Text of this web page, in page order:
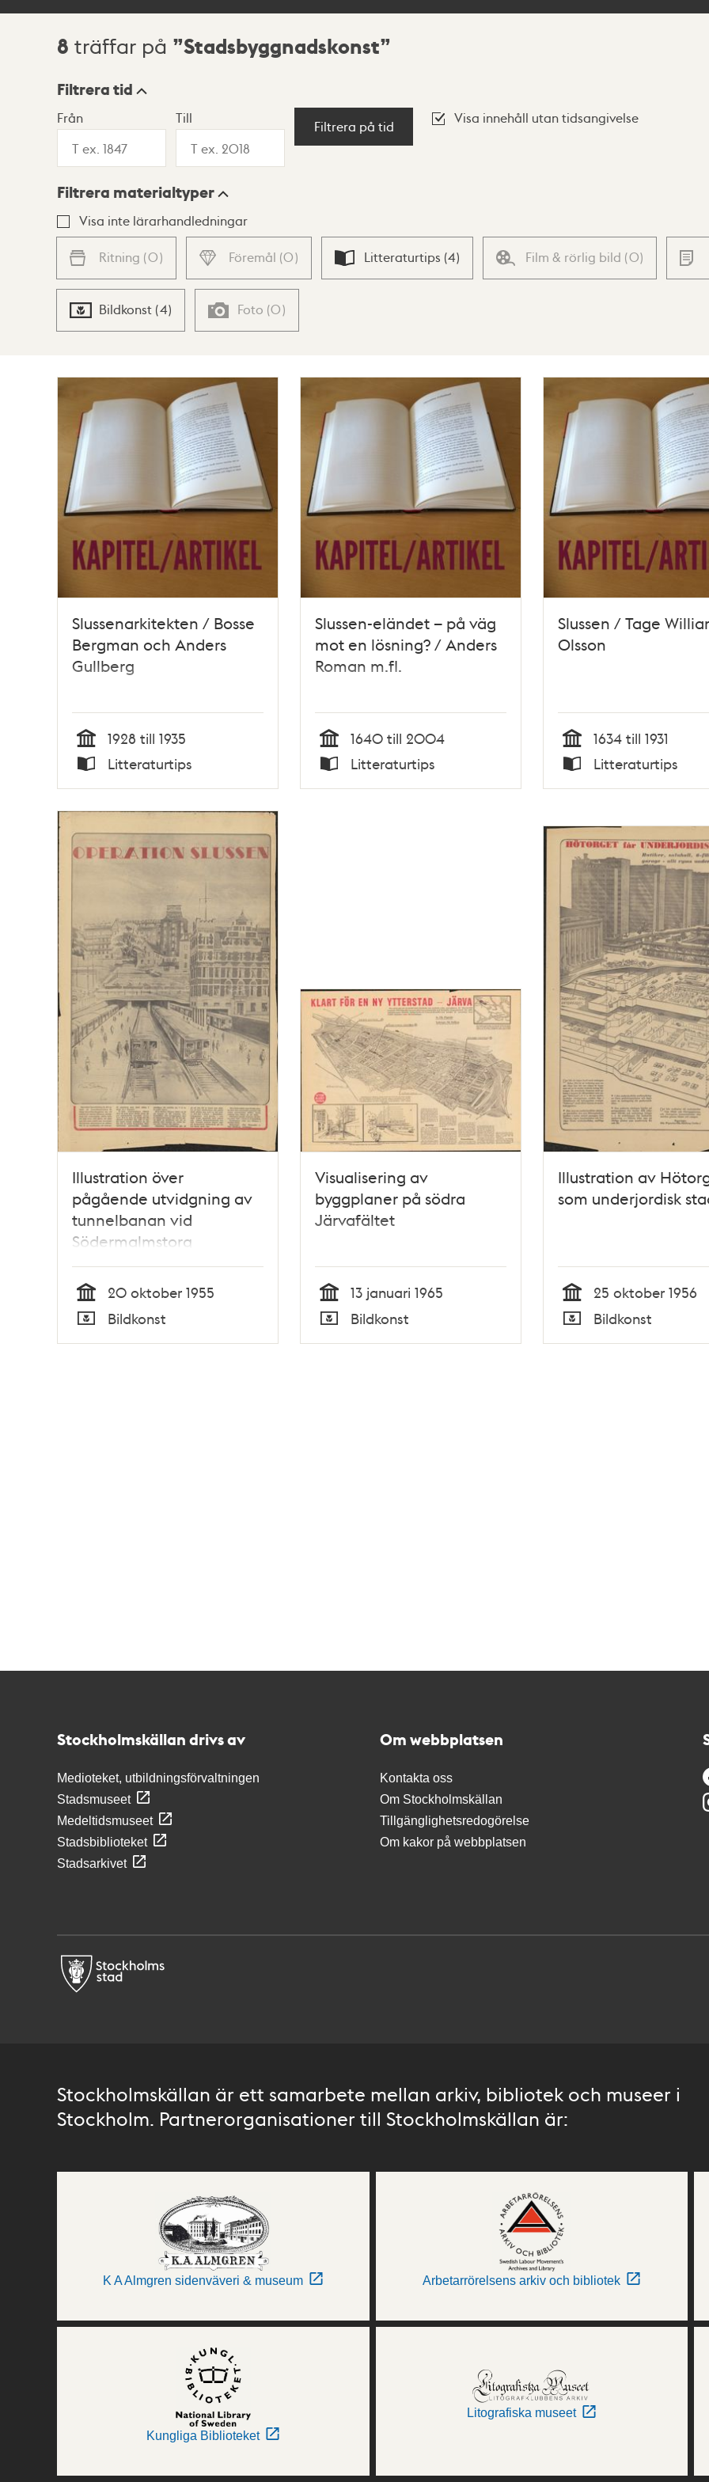
Sökresultat
8 träffar på Stadsbyggnadskonst
Visningsläge
Lista Karta
Filtrera tid
Från Till
Filtrera på tid
Visa innehåll utan tidsangivelse
Filtrera materialtyper
Visa inte lärarhandledningar
Ritning (0) Föremål (0) Litteraturtips (4) Film & rörlig bild (0)
Bildkonst (4) Foto (0)
Slussenarkitekten / Bosse
Bergman och Anders
Gullberg
Tid
1928 till 1935
Typ
Litteraturtips
Slussen-eländet – på väg
mot en lösning? / Anders
Roman m.fl.
Tid
1640 till 2004
Typ
Litteraturtips
Slussen / Tage
Olsson
Tid
1634 till 1931
Typ
Litteraturtips
Illustration över
pågående utvidgning av
tunnelbanan vid
Södermalmstorg
Tid
20 oktober 1955
Typ
Bildkonst
Visualisering av
byggplaner på södra
Järvafältet
Tid
13 januari 1965
Typ
Bildkonst
Illustration av
som underjordisk
Tid
25 oktober 1956
Typ
Bildkonst
Stockholmskällan drivs av
Medioteket, utbildningsförvaltningen
Stadsmuseet
Medeltidsmuseet
Stadsbiblioteket
Stadsarkivet
Om webbplatsen
Kontakta oss
Om Stockholmskällan
Tillgänglighetsredogörelse
Om kakor på webbplatsen
Stockholmskällan är ett samarbete mellan arkiv, bibliotek och museer i
Stockholm. Partnerorganisationer till Stockholmskällan är:
K A Almgren sidenväveri & museum Arbetarrörelsens arkiv och bibliotek
Kungliga Biblioteket
Litografiska museet